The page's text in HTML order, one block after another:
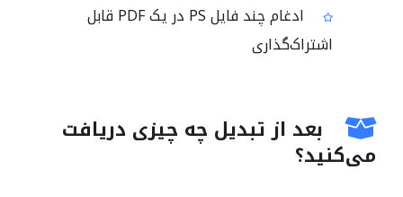
ادغام چند فایل PS در یک PDF قابل
اشتراک‌گذاری
بعد از تبدیل چه چیزی دریافت
می‌کنید؟